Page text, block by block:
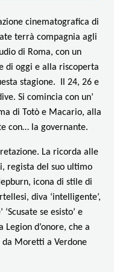
cinematografica di
terrà compagnia agli
di Roma, con un
di oggi e alla riscoperta
stagione.
Il 24, 26 e
Si comincia con un’
di Totò e Macario, alla
con… la governante.
La ricorda alle
regista del suo ultimo
icona di stile di
diva ‘intelligente’,
se esisto’ e
d’onore, che a
da Moretti a Verdone